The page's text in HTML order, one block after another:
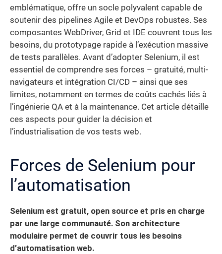
emblématique, offre un socle polyvalent capable de
soutenir des pipelines Agile et DevOps robustes. Ses
composantes WebDriver, Grid et IDE couvrent tous les
besoins, du prototypage rapide à l’exécution massive
de tests parallèles. Avant d’adopter Selenium, il est
essentiel de comprendre ses forces – gratuité, multi-
navigateurs et intégration CI/CD – ainsi que ses
limites, notamment en termes de coûts cachés liés à
l’ingénierie QA et à la maintenance. Cet article détaille
ces aspects pour guider la décision et
l’industrialisation de vos tests web.
Forces de Selenium pour
l’automatisation
Selenium est gratuit, open source et pris en charge
par une large communauté. Son architecture
modulaire permet de couvrir tous les besoins
d’automatisation web.